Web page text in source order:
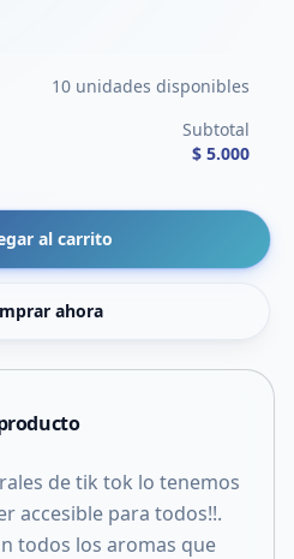
10 unidades disponibles
Subtotal
$ 5.000
al carrito
ahora
de tik tok lo tenemos
accesible para todos!!.
todos los aromas que